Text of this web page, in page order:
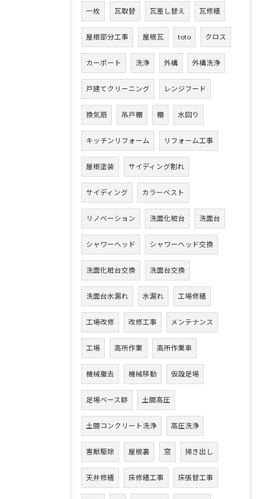
一枚 瓦取替 瓦差し替え 瓦修繕
屋根部分工事 屋根瓦 toto クロス
カーポート 洗浄 外構 外構洗浄
戸建てクリーニング レンジフード
換気扇 吊戸棚 棚 水回り
キッチンリフォーム リフォーム工事
屋根塗装 サイディング割れ
サイディング カラーベスト
リノベーション 洗面化粧台 洗面台
シャワーヘッド シャワーヘッド交換
洗面化粧台交換 洗面台交換
洗面台水漏れ 水漏れ 工場修繕
工場改修 改修工事 メンテナンス
工場 高所作業 高所作業車
機械撤去 機械移動 仮設足場
足場ベース跡 土間高圧
土間コンクリート洗浄 高圧洗浄
害獣駆除 屋根裏 窓 掃き出し
天井修繕 床修繕工事 床張替工事